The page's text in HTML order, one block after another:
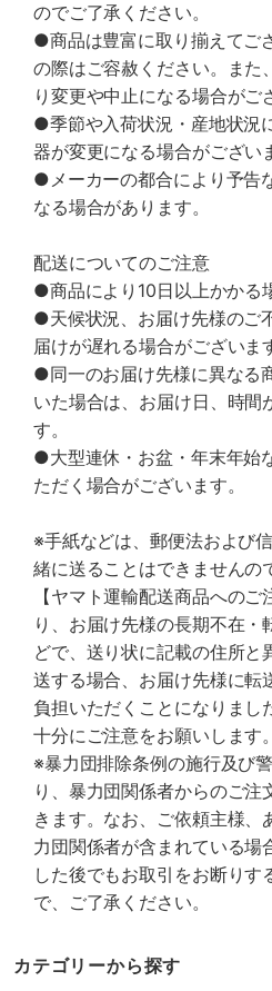
のでご了承ください。
●商品は豊富に取り揃えてご
の際はご容赦ください。また
り変更や中止になる場合がご
●季節や入荷状況・産地状況
器が変更になる場合がござい
●メーカーの都合により予告
なる場合があります。
配送についてのご注意
●商品により10日以上かかる
●天候状況、お届け先様のご
届けが遅れる場合がございま
●同一のお届け先様に異なる
いた場合は、お届け日、時間
す。
●大型連休・お盆・年末年始
ただく場合がございます。
※手紙などは、郵便法および
緒に送ることはできませんの
【ヤマト運輸配送商品への
り、お届け先様の長期不在・
どで、送り状に記載の住所と
送する場合、お届け先様に転
負担いただくことになりまし
十分にご注意をお願いします。
※暴力団排除条例の施行及び
り、暴力団関係者からのご
きます。なお、ご依頼主様、
力団関係者が含まれている場
した後でもお取引をお断りす
で、ご了承ください。
カテゴリーから探す